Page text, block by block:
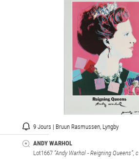
9 Jours | Bruun Rasmussen, Lyngby
ANDY WARHOL
Lot1667 “Andy Warhol - Reigning Queens”, c